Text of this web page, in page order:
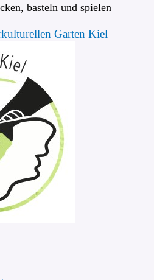
basteln und spielen
Garten Kiel